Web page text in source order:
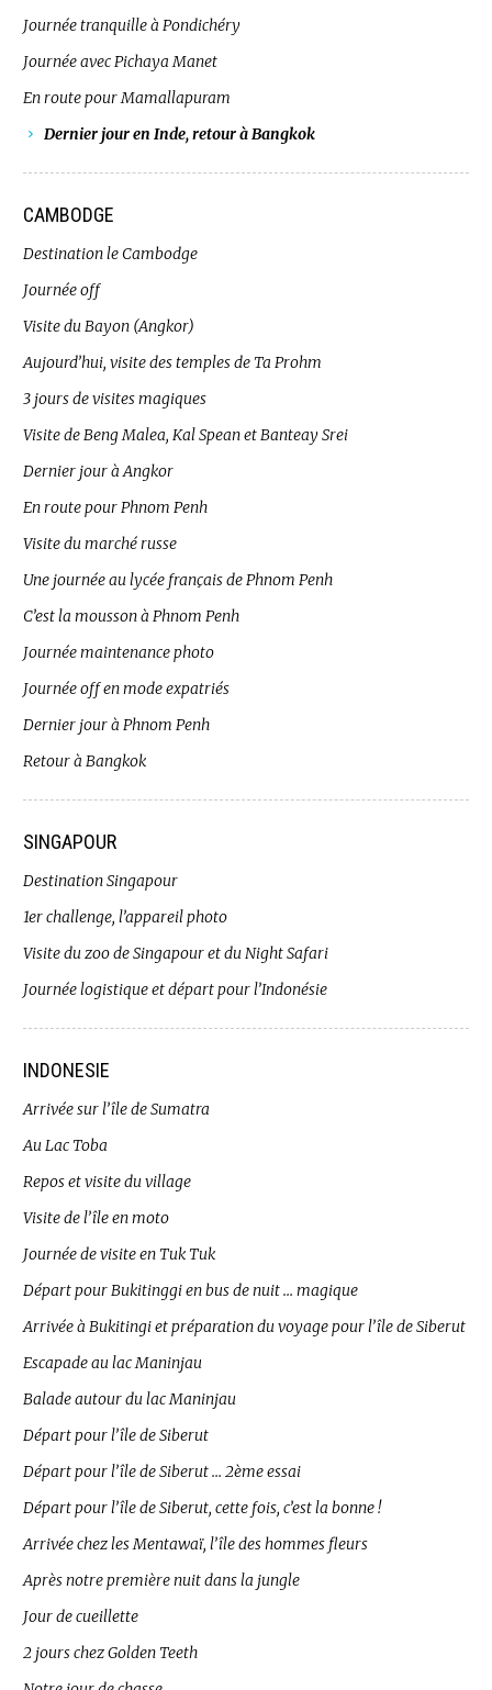
Journée tranquille à Pondichéry
Journée avec Pichaya Manet
En route pour Mamallapuram
Dernier jour en Inde, retour à Bangkok
CAMBODGE
Destination le Cambodge
Journée off
Visite du Bayon (Angkor)
Aujourd’hui, visite des temples de Ta Prohm
3 jours de visites magiques
Visite de Beng Malea, Kal Spean et Banteay Srei
Dernier jour à Angkor
En route pour Phnom Penh
Visite du marché russe
Une journée au lycée français de Phnom Penh
C’est la mousson à Phnom Penh
Journée maintenance photo
Journée off en mode expatriés
Dernier jour à Phnom Penh
Retour à Bangkok
SINGAPOUR
Destination Singapour
1er challenge, l’appareil photo
Visite du zoo de Singapour et du Night Safari
Journée logistique et départ pour l’Indonésie
INDONESIE
Arrivée sur l’île de Sumatra
Au Lac Toba
Repos et visite du village
Visite de l’île en moto
Journée de visite en Tuk Tuk
Départ pour Bukitinggi en bus de nuit … magique
Arrivée à Bukitingi et préparation du voyage pour l’île de Siberut
Escapade au lac Maninjau
Balade autour du lac Maninjau
Départ pour l’île de Siberut
Départ pour l’île de Siberut … 2ème essai
Départ pour l’île de Siberut, cette fois, c’est la bonne !
Arrivée chez les Mentawaï, l’île des hommes fleurs
Après notre première nuit dans la jungle
Jour de cueillette
2 jours chez Golden Teeth